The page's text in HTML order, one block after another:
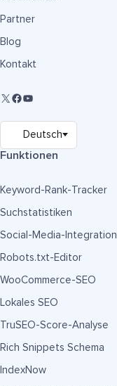
Partner
Blog
Kontakt
Funktionen
Keyword-Rank-Tracker
Suchstatistiken
Social-Media-Integration
Robots.txt-Editor
WooCommerce-SEO
Lokales SEO
TruSEO-Score-Analyse
Rich Snippets Schema
IndexNow